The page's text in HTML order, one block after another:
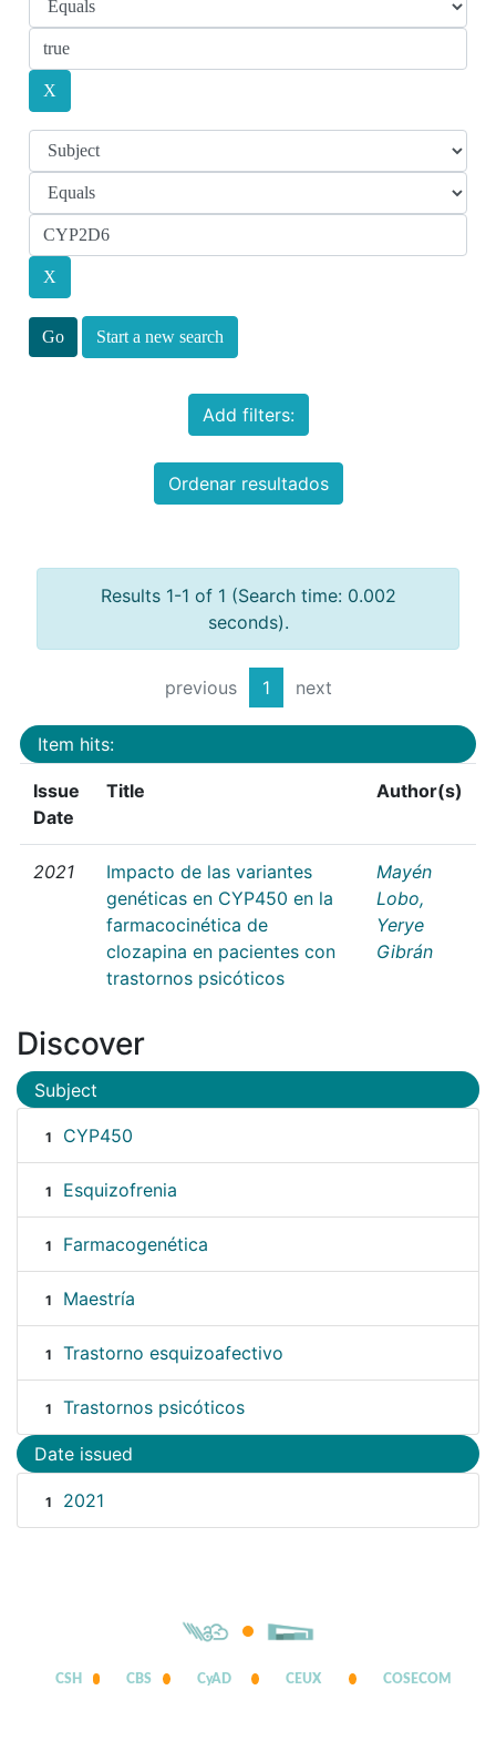
Start a new search
Add filters:
Ordenar resultados
Results 1-1 of 1 (Search time: 0.002
seconds).
previous 1 next
Item hits:
Issue
Date
Title Author(s)
2021
Impacto de las variantes
genéticas en CYP450 en la
farmacocinética de
clozapina en pacientes con
trastornos psicóticos
Mayén
Lobo,
Yerye
Gibrán
Discover
Subject
1 CYP450
1 Esquizofrenia
1 Farmacogenética
1 Maestría
1 Trastorno esquizoafectivo
1 Trastornos psicóticos
Date issued
1 2021
CSH CBS CyAD CEUX COSECOM